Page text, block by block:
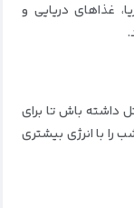
غذاهای دریایی و
داشته باش تا برای
با انرژی بیشتری